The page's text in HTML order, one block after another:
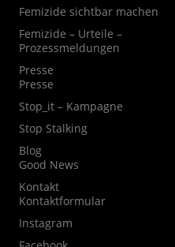
Femizide sichtbar machen
Femizide – Urteile –
Prozessmeldungen
Presse
Presse
Stop_it – Kampagne
Stop Stalking
Blog
Good News
Kontakt
Kontaktformular
Instagram